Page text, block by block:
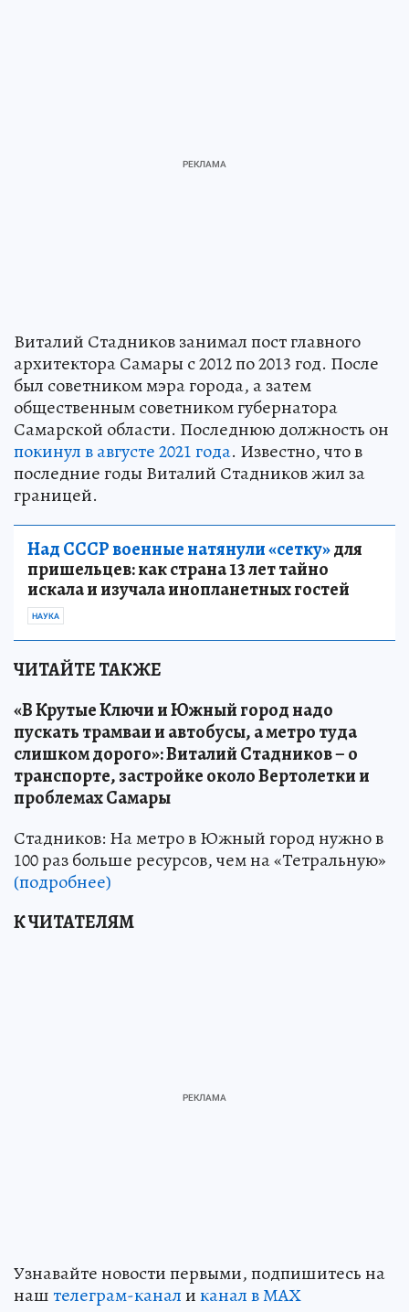
Виталий Стадников занимал пост главного
архитектора Самары с 2012 по 2013 год. После
был советником мэра города, а затем
общественным советником губернатора
Самарской области. Последнюю должность он
покинул в августе 2021 года. Известно, что в
последние годы Виталий Стадников жил за
границей.
Над СССР военные натянули «сетку»для
пришельцев: как страна 13 лет тайно
искала и изучала инопланетных гостей
НАУКА
ЧИТАЙТЕ ТАКЖЕ
«В Крутые Ключи и Южный город надо
пускать трамваи и автобусы, а метро туда
слишком дорого»: Виталий Стадников – о
транспорте, застройке около Вертолетки и
проблемах Самары
Стадников: На метро в Южный город нужно в
100 раз больше ресурсов, чем на «Тетральную»
(подробнее)
К ЧИТАТЕЛЯМ
Узнавайте новости первыми, подпишитесь на
наштелеграм-каналиканал в МАХ